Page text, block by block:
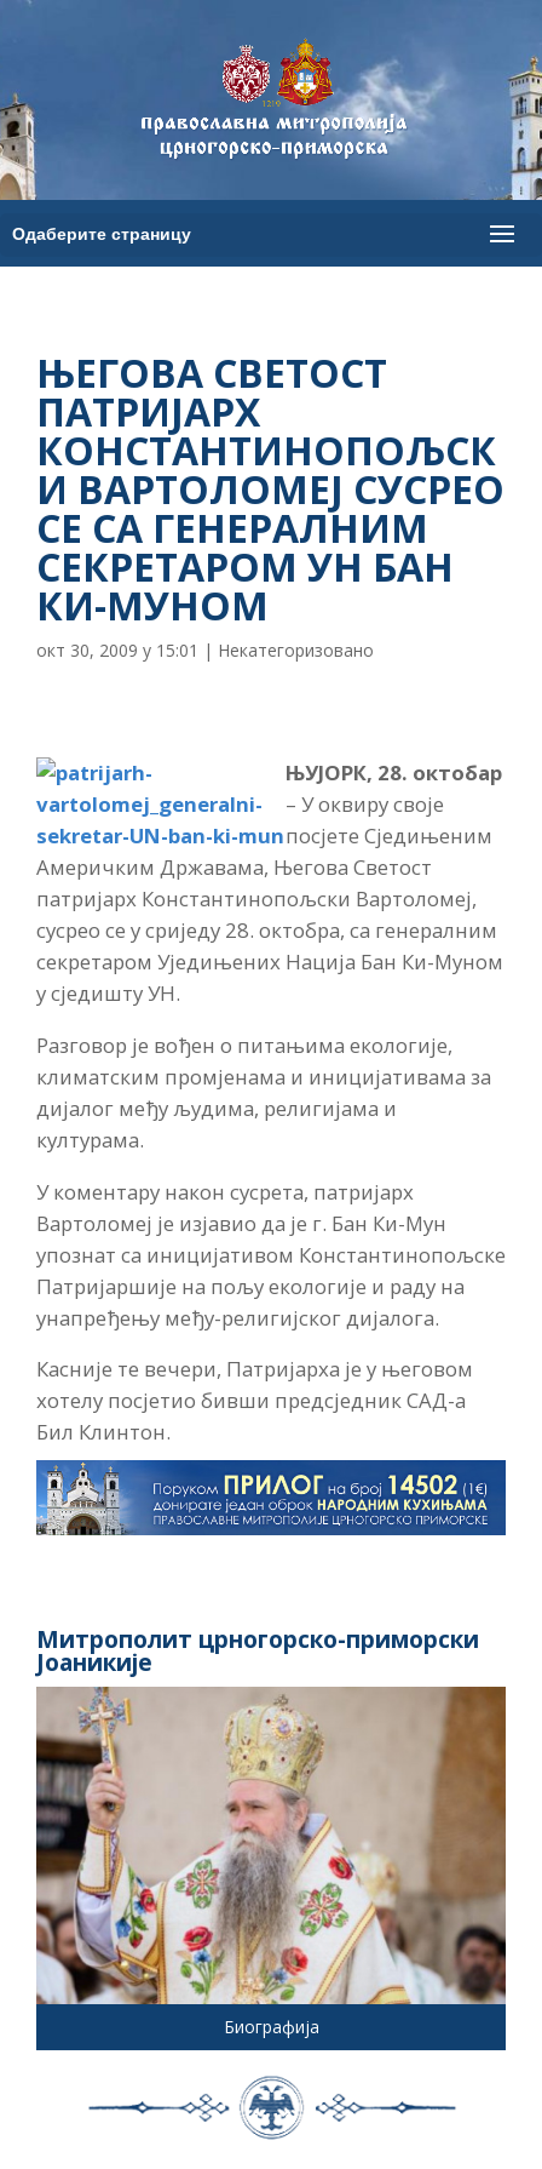
ЊЕГОВА СВЕТОСТ
ПАТРИЈАРХ
КОНСТАНТИНОПОЉСК
И ВАРТОЛОМЕЈ СУСРЕО
СЕ СА ГЕНЕРАЛНИМ
СЕКРЕТАРОМ УН БАН
КИ-МУНОМ
окт 30, 2009 у 15:01 | Некатегоризовано
ЊУЈОРК, 28. октобар
– У оквиру своје
посјете Сједињеним
Америчким Државама, Његова Светост
патријарх Константинопољски Вартоломеј,
сусрео се у сриједу 28. октобра, са генералним
секретаром Уједињених Нација Бан Ки-Муном
у сједишту УН.
Разговор је вођен о питањима екологије,
климатским промјенама и иницијативама за
дијалог међу људима, религијама и
културама.
У коментару након сусрета, патријарх
Вартоломеј је изјавио да је г. Бан Ки-Мун
упознат са иницијативом Константинопољске
Патријаршије на пољу екологије и раду на
унапређењу међу-религијског дијалога.
Касније те вечери, Патријарха је у његовом
хотелу посјетио бивши предсједник САД-а
Бил Клинтон.
Митрополит црногорско-приморски
Јоаникије
Биографија